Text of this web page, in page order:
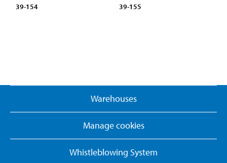
39-154 39-155
Warehouses
Manage cookies
Whistleblowing System